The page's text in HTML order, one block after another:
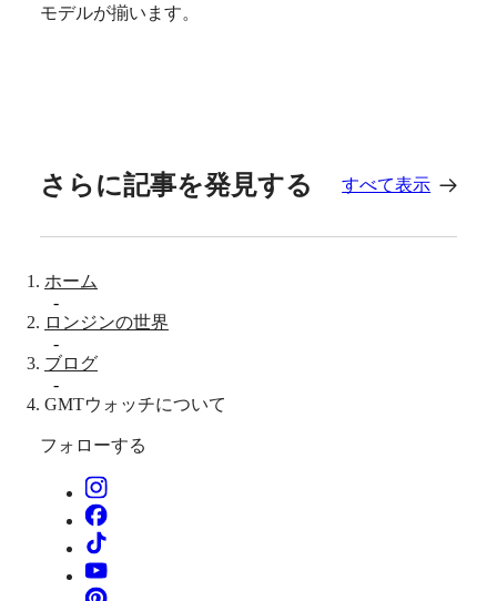
(It)
モデルが揃います。
さらに記事を発見する すべて表示
ホーム
-
ロンジンの世界
-
ブログ
-
GMTウォッチについて
フォローする